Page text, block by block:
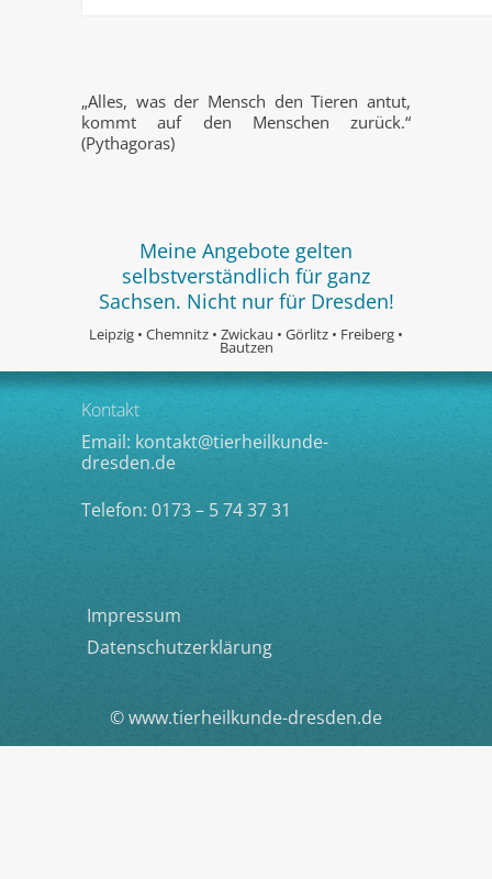
„Alles, was der Mensch den Tieren antut,
kommt auf den Menschen zurück.“
(Pythagoras)
Meine Angebote gelten
selbstverständlich für ganz
Sachsen. Nicht nur für Dresden!
Leipzig • Chemnitz • Zwickau • Görlitz • Freiberg •
Bautzen
Kontakt
Email: kontakt@tierheilkunde-
dresden.de
Telefon: 0173 – 5 74 37 31
Impressum
Datenschutzerklärung
© www.tierheilkunde-dresden.de